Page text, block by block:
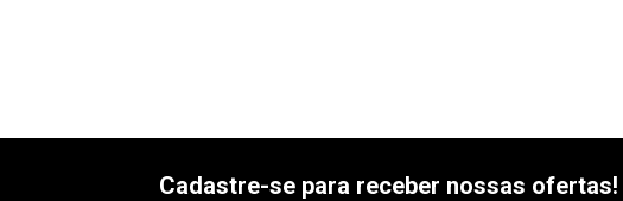
Cadastre-se para receber nossas ofertas!